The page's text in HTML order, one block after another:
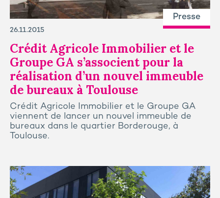
Presse
26.11.2015
Crédit Agricole Immobilier et le
Groupe GA s’associent pour la
réalisation d’un nouvel immeuble
de bureaux à Toulouse
Crédit Agricole Immobilier et le Groupe GA
viennent de lancer un nouvel immeuble de
bureaux dans le quartier Borderouge, à
Toulouse.